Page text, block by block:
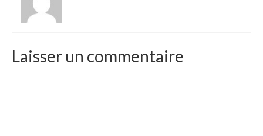
Vietnam
Vietnam – Infos
Laisser un commentaire